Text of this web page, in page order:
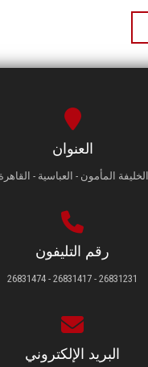
العنوان
المأمون - العباسية -
رقم التليفون
26831231 - 26831417 - 26831474
البريد الإلكتروني